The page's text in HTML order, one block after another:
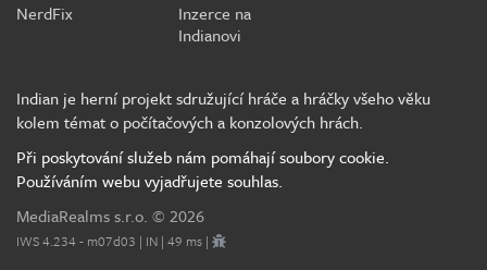
NerdFix
Inzerce na
Indianovi
Indian je herní projekt sdružující hráče a hráčky všeho věku
kolem témat o počítačových a konzolových hrách.
Při poskytování služeb nám pomáhají soubory cookie.
Používáním webu vyjadřujete souhlas.
MediaRealms s.r.o. © 2026
IWS 4.234 - m07d03 | IN | 49 ms |